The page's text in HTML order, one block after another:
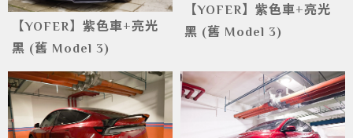
【YOFER】紫色車+亮光
黑 (舊 Model 3)
【YOFER】紫色車+亮光
黑 (舊 Model 3)